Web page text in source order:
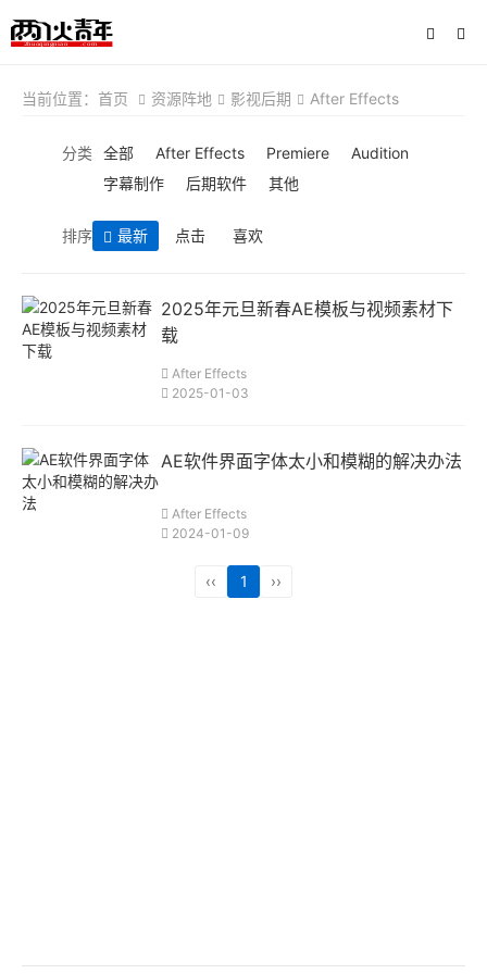
当前位置： 首页 资源阵地 影视后期 After Effects
分类 全部 After Effects Premiere
Audition
字幕制作
后期软件 其他
排序 最新 点击 喜欢
2025年元旦新春AE模板与视频素材下
载
After Effects
2025-01-03
AE软件界面字体太小和模糊的解决办法
After Effects
2024-01-09
‹‹ 1 ››